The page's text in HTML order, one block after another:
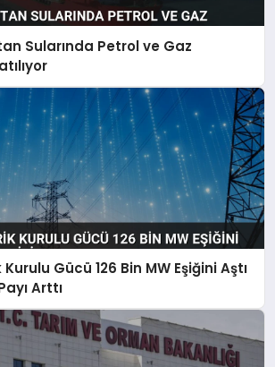
Sularında Petrol ve Gaz
Gücü 126 Bin MW Eşiğini Aştı
Arttı